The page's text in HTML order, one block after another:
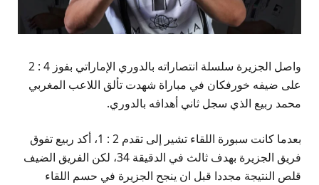
واصل الجزيرة سلسلة انتصاراته بالدوري الإماراتي بفوز 4 : 2
على ضيفه خورفكان في مباراة شهدت تألق اللاعب المغربي
محمد ربيع الذي سجل ثاني أهدافه بالدوري.
بعدما كانت سبورة اللقاء تشير إلى تقدم 2 : 1، أكد ربيع تفوق
فريق الجزيرة بهدف ثالث في الدقيقة 34، لكن الفريق الضيف
قلص النتيجة مجددا قبل ان ينجح الجزيرة في حسم اللقاء